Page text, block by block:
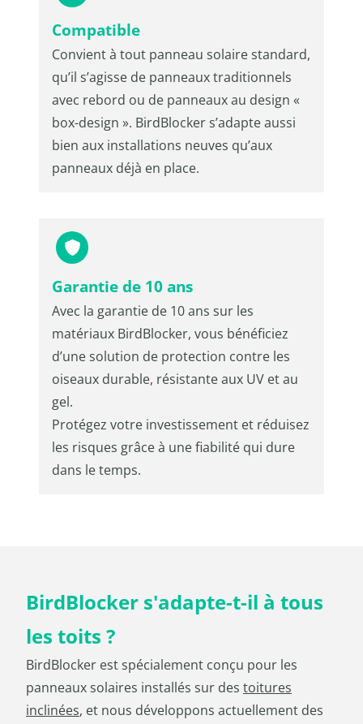
Compatible
Convient à tout panneau solaire standard,
qu’il s’agisse de panneaux traditionnels
avec rebord ou de panneaux au design «
box-design ». BirdBlocker s’adapte aussi
bien aux installations neuves qu’aux
panneaux déjà en place.
Garantie de 10 ans
Avec la garantie de 10 ans sur les
matériaux BirdBlocker, vous bénéficiez
d’une solution de protection contre les
oiseaux durable, résistante aux UV et au
gel.
Protégez votre investissement et réduisez
les risques grâce à une fiabilité qui dure
dans le temps.
BirdBlocker s'adapte-t-il à tous
les toits ?
BirdBlocker est spécialement conçu pour les
panneaux solaires installés sur des toitures
inclinées, et nous développons actuellement des